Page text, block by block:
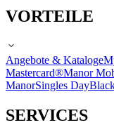
VORTEILE
Angebote & Kataloge
Mastercard®Manor
ManorSingles Day
SERVICES